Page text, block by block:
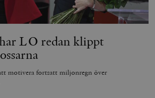
LO redan klippt
motivera fortsatt miljonregn över